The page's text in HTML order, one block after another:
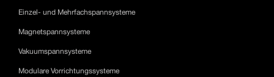
Einzel- und Mehrfachspannsysteme
Magnetspannsysteme
Vakuumspannsysteme
Modulare Vorrichtungssysteme